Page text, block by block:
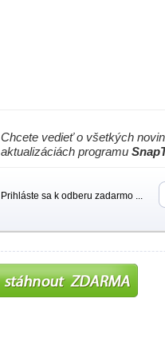
Chcete vedieť o všetkých
aktualizáciách programu
Prihláste sa k odberu zadarmo ...